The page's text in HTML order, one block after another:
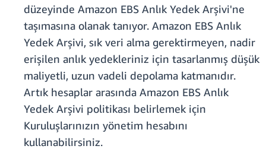
düzeyinde Amazon EBS Anlık Yedek Arşivi'ne
taşımasına olanak tanıyor. Amazon EBS Anlık
Yedek Arşivi, sık veri alma gerektirmeyen, nadir
erişilen anlık yedekleriniz için tasarlanmış düşük
maliyetli, uzun vadeli depolama katmanıdır.
Artık hesaplar arasında Amazon EBS Anlık
Yedek Arşivi politikası belirlemek için
Kuruluşlarınızın yönetim hesabını
kullanabilirsiniz.